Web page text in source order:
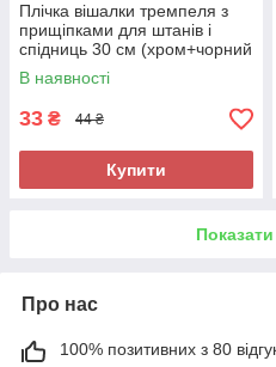
Плічка вішалки тремпеля з
прищіпками для штанів і
спідниць 30 см (хром+чорний
силікон)
В наявності
33 ₴ 44 ₴
Купити
Про нас
100% позитивних з 80